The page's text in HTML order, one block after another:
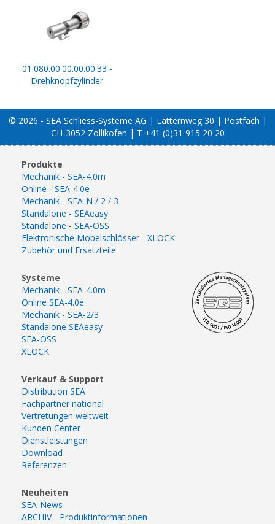
01.080.00.00.00.00.33 -
Drehknopfzylinder
© 2026 - SEA Schliess-Systeme AG | Lätternweg 30 | Postfach |
CH-3052 Zollikofen | T +41 (0)31 915 20 20
Produkte
Mechanik - SEA-4.0m
Online - SEA-4.0e
Mechanik - SEA-N / 2 / 3
Standalone - SEAeasy
Standalone - SEA-OSS
Elektronische Möbelschlösser - XLOCK
Zubehör und Ersatzteile
Systeme
Mechanik - SEA-4.0m
Online SEA-4.0e
Mechanik - SEA-2/3
Standalone SEAeasy
SEA-OSS
XLOCK
Verkauf & Support
Distribution SEA
Fachpartner national
Vertretungen weltweit
Kunden Center
Dienstleistungen
Download
Referenzen
Neuheiten
SEA-News
ARCHIV - Produktinformationen